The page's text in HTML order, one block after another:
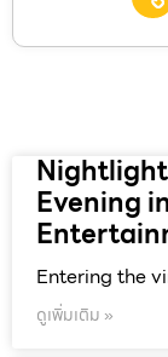
Evening
Entering the
ดูเพิ่มเติม »